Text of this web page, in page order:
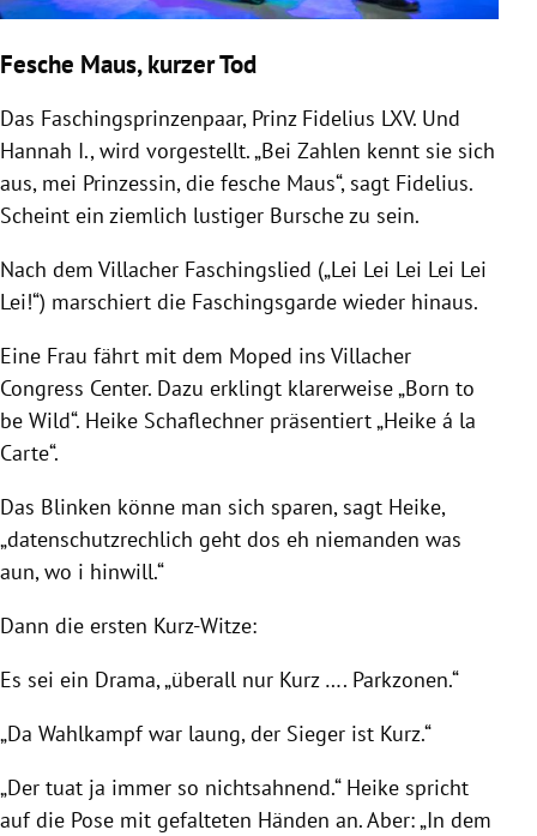
Fesche Maus, kurzer Tod
Das Faschingsprinzenpaar, Prinz Fidelius LXV. Und
Hannah I., wird vorgestellt. „Bei Zahlen kennt sie sich
aus, mei Prinzessin, die fesche Maus“, sagt Fidelius.
Scheint ein ziemlich lustiger Bursche zu sein.
Nach dem Villacher Faschingslied („Lei Lei Lei Lei Lei
Lei!“) marschiert die Faschingsgarde wieder hinaus.
Eine Frau fährt mit dem Moped ins Villacher
Congress Center. Dazu erklingt klarerweise „Born to
be Wild“. Heike Schaflechner präsentiert „Heike á la
Carte“.
Das Blinken könne man sich sparen, sagt Heike,
„datenschutzrechlich geht dos eh niemanden was
aun, wo i hinwill.“
Dann die ersten Kurz-Witze:
Es sei ein Drama, „überall nur Kurz …. Parkzonen.“
„Da Wahlkampfwar laung, der Sieger ist Kurz.“
„Der tuat ja immer so nichtsahnend.“ Heike spricht
auf die Pose mit gefalteten Händen an. Aber: „In dem